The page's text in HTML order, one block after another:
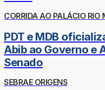
CORRIDA AO PALÁCIO RIO
PDT e MDB
Abib ao Governo e
Senado
SEBRAE ORIGENS